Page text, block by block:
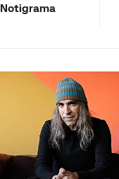
Notigrama